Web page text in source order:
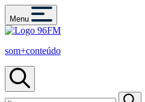
Menu
som+conteúdo